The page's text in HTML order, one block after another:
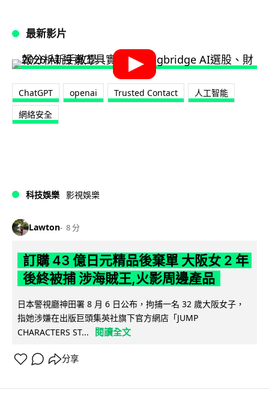
最新影片
ChatGPT openai Trusted Contact
人工智能
網絡安全
科技娛樂 影視娛樂
Lawton 8 分
訂購 43 億日元精品後棄單 大阪女 2 年
後終被捕 涉海賊王,火影周邊產品
日本警視廳神田署 8 月 6 日公布，拘捕一名 32 歲大阪女子，
指她涉嫌在出版巨頭集英社旗下官方網店「JUMP
CHARACTERS ST...
閱讀全文
分享